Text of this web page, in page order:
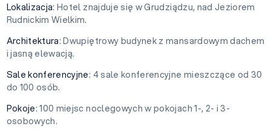
Lokalizacja: Hotel znajduje się w Grudziądzu, nad Jeziorem
Rudnickim Wielkim.
Architektura: Dwupiętrowy budynek z mansardowym dachem
i jasną elewacją.
Sale konferencyjne: 4 sale konferencyjne mieszczące od 30
do 100 osób.
Pokoje: 100 miejsc noclegowych w pokojach 1-, 2- i 3-
osobowych.